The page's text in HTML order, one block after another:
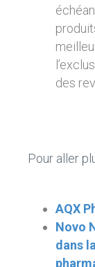
des
Pour aller
AQX
Novo
dans